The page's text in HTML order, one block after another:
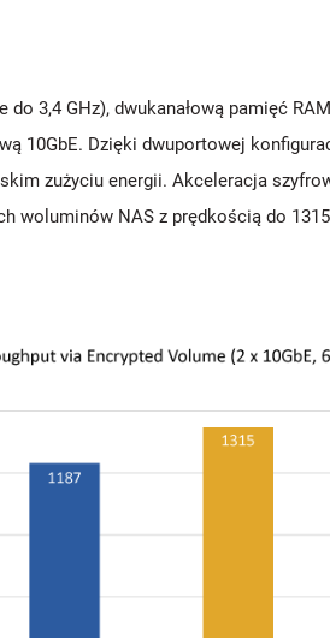
3,4 GHz), dwukanałową pamięć
10GbE. Dzięki dwuportowej
zużyciu energii. Akceleracja
woluminów NAS z prędkością do